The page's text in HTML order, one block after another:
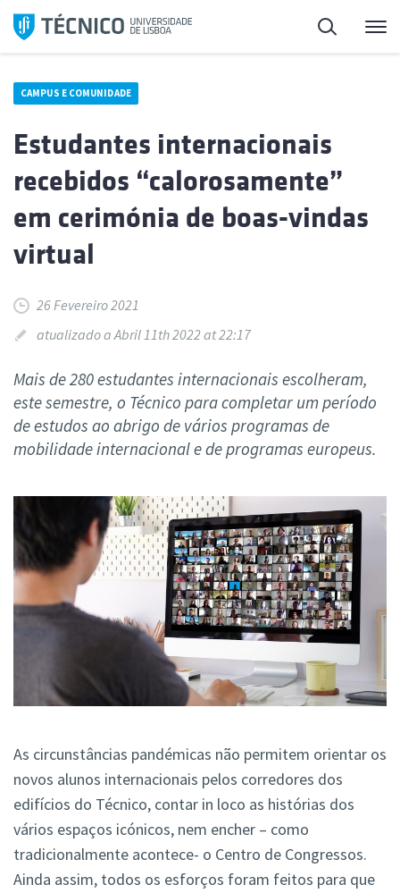
Saltar
para
Pesquisa
CAMPUS E COMUNIDADE
Estudantes internacionais
recebidos “calorosamente”
em cerimónia de boas-vindas
virtual
26 Fevereiro 2021
atualizado a Abril 11th 2022 at 22:17
Mais de 280 estudantes internacionais escolheram,
este semestre, o Técnico para completar um período
de estudos ao abrigo de vários programas de
mobilidade internacional e de programas europeus.
As circunstâncias pandémicas não permitem orientar os
novos alunos internacionais pelos corredores dos
edifícios do Técnico, contar in loco as histórias dos
vários espaços icónicos, nem encher – como
tradicionalmente acontece- o Centro de Congressos.
Ainda assim, todos os esforços foram feitos para que